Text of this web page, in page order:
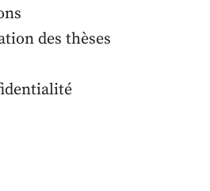
des thèses